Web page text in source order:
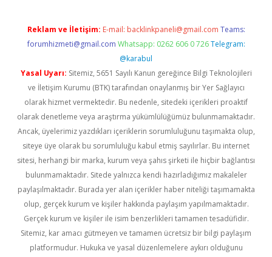
Reklam ve İletişim: E-mail: backlinkpaneli@gmail.com Teams:
forumhizmeti@gmail.com Whatsapp: 0262 606 0 726 Telegram:
@karabul
Yasal Uyarı: Sitemiz, 5651 Sayılı Kanun gereğince Bilgi Teknolojileri
ve İletişim Kurumu (BTK) tarafından onaylanmış bir Yer Sağlayıcı
olarak hizmet vermektedir. Bu nedenle, sitedeki içerikleri proaktif
olarak denetleme veya araştırma yükümlülüğümüz bulunmamaktadır.
Ancak, üyelerimiz yazdıkları içeriklerin sorumluluğunu taşımakta olup,
siteye üye olarak bu sorumluluğu kabul etmiş sayılırlar. Bu internet
sitesi, herhangi bir marka, kurum veya şahıs şirketi ile hiçbir bağlantısı
bulunmamaktadır. Sitede yalnızca kendi hazırladığımız makaleler
paylaşılmaktadır. Burada yer alan içerikler haber niteliği taşımamakta
olup, gerçek kurum ve kişiler hakkında paylaşım yapılmamaktadır.
Gerçek kurum ve kişiler ile isim benzerlikleri tamamen tesadüfidir.
Sitemiz, kar amacı gütmeyen ve tamamen ücretsiz bir bilgi paylaşım
platformudur. Hukuka ve yasal düzenlemelere aykırı olduğunu